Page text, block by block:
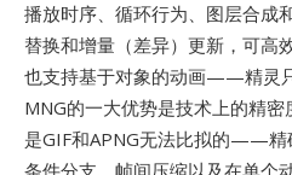
播放时序、循环行为、图层合成
替换和增量（差异）更新，可高
也支持基于对象的动画——精灵
MNG的一大优势是技术上的精
是GIF和APNG无法比拟的——精
条件分支、帧间压缩以及在单个